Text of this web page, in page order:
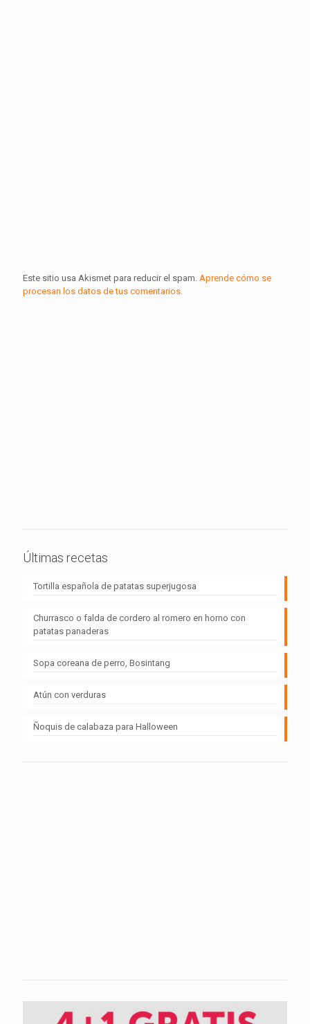
Este sitio usa Akismet para reducir el spam. Aprende cómo se
procesan los datos de tus comentarios.
Últimas recetas
Tortilla española de patatas superjugosa
Churrasco o falda de cordero al romero en horno con
patatas panaderas
Sopa coreana de perro, Bosintang
Atún con verduras
Ñoquis de calabaza para Halloween